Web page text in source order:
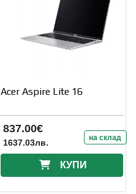
Acer Aspire Lite 16
837.00€
1637.03лв. на склад
КУПИ